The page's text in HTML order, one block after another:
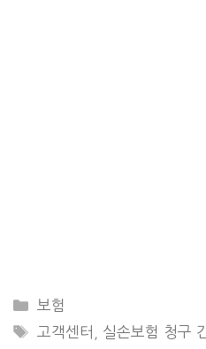
CATEGORIES
보험
TAGS
고객센터 실손보험 청구